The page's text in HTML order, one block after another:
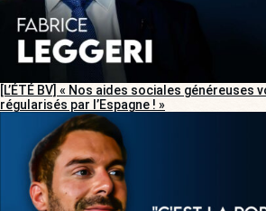
[L’ÉTÉ BV] « Nos aides sociales
régularisés par l’Espagne ! »